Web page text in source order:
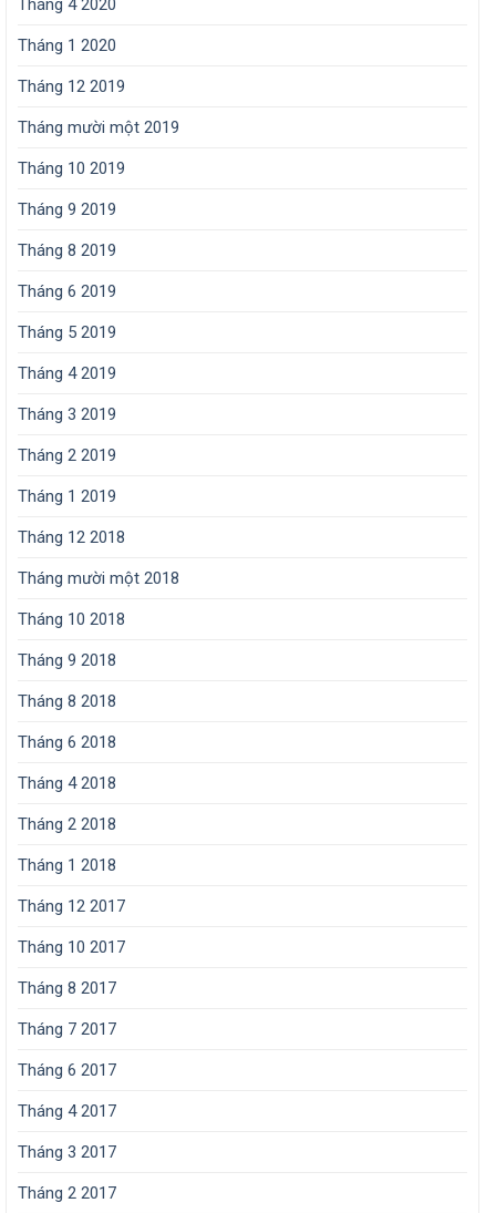
Tháng 4 2020
Tháng 1 2020
Tháng 12 2019
Tháng mười một 2019
Tháng 10 2019
Tháng 9 2019
Tháng 8 2019
Tháng 6 2019
Tháng 5 2019
Tháng 4 2019
Tháng 3 2019
Tháng 2 2019
Tháng 1 2019
Tháng 12 2018
Tháng mười một 2018
Tháng 10 2018
Tháng 9 2018
Tháng 8 2018
Tháng 6 2018
Tháng 4 2018
Tháng 2 2018
Tháng 1 2018
Tháng 12 2017
Tháng 10 2017
Tháng 8 2017
Tháng 7 2017
Tháng 6 2017
Tháng 4 2017
Tháng 3 2017
Tháng 2 2017